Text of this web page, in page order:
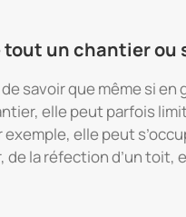
tout un chantier
savoir que même si
elle peut parfois
elle peut
de la réfection d’un toit,